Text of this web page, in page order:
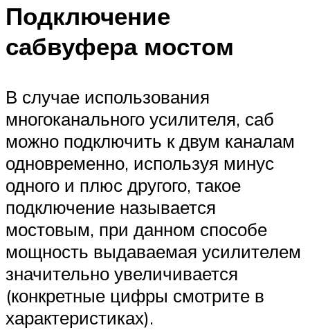
Подключение
сабвуфера мостом
В случае использования
многоканального усилителя, саб
можно подключить к двум каналам
одновременно, используя минус
одного и плюс другого, такое
подключение называется
мостовым, при данном способе
мощность выдаваемая усилителем
значительно увеличивается
(конкретные цифры смотрите в
характеристиках).